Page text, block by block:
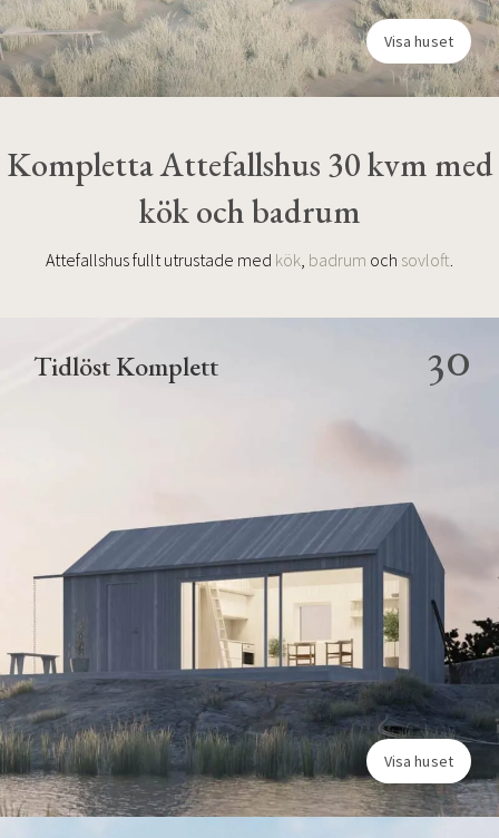
Visa huset
Kompletta Attefallshus 30 kvm med
kök och badrum
Attefallshus fullt utrustade med kök, badrum och sovloft.
Tidlöst Komplett 30
Visa huset